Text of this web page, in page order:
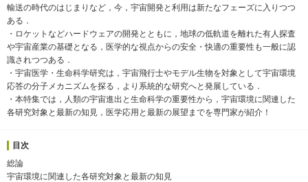
輸送の時代のはじまりなど，今，宇宙開発と利用は新たなフェーズに入りつつ
ある．
・ロケットなどハードウェアの開発とともに，地球の低軌道を離れた有人探査
や宇宙産業の基礎となる，医学的な視点からの安全・快適の重要性も一般に認
識されつつある．
・宇宙医学・生命科学研究は，宇宙飛行士やモデル生物を対象として宇宙環境
応答の分子メカニズムを探る，より系統的な研究へと発展している．
・本特集では，人類の宇宙進出と生命科学の重要性から，宇宙環境に関連した
各研究対象と最新の知見，医学応用と最新の展望までを専門家が紹介！
目次
総論
宇宙環境に関連した各研究対象と最新の知見